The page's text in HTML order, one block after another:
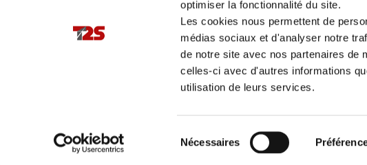
optimiser la fonctionnalité du site.
Les cookies nous permettent de
médias sociaux et d'analyser notre
de notre site avec nos partenaires de
celles-ci avec d'autres informations
utilisation de leurs services.
du
Nécessaires